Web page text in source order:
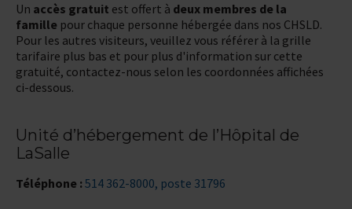
Un accès gratuit est offert à deux membres de la
famille pour chaque personne hébergée dans nos CHSLD.
Pour les autres visiteurs, veuillez vous référer à la grille
tarifaire plus bas et pour plus d'information sur cette
gratuité, contactez-nous selon les coordonnées affichées
ci-dessous.
Unité d’hébergement de l’Hôpital de
LaSalle
Téléphone : 514 362-8000, poste 31796